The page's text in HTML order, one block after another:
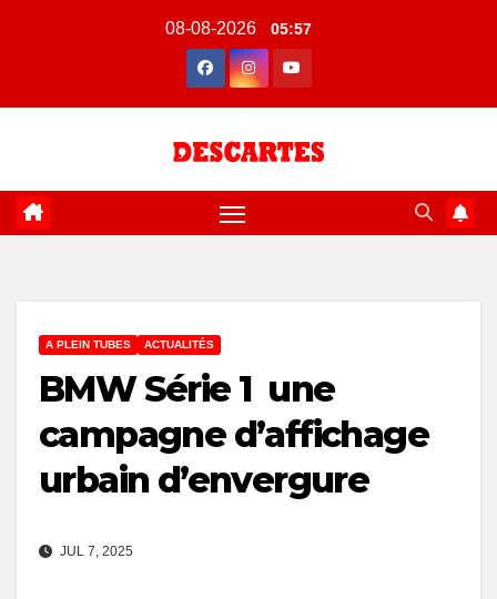
08-08-2026 05:57
A PLEIN TUBES ACTUALITÉS
BMW Série 1 une
campagne d’affichage
urbain d’envergure
JUL 7, 2025